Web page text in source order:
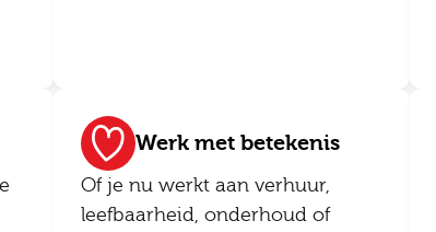
Werk met betekenis
Of je nu werkt aan verhuur,
leefbaarheid, onderhoud of